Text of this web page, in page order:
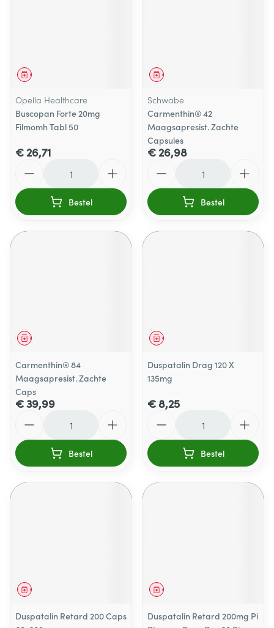
Geneesmiddel
Opella Healthcare
Buscopan Forte 20mg
Filmomh Tabl 50
€ 26,71
Bestel
Geneesmiddel
Schwabe
Carmenthin® 42
Maagsapresist. Zachte
Capsules
€ 26,98
Bestel
Geneesmiddel
Carmenthin® 84
Maagsapresist. Zachte
Caps
€ 39,99
Bestel
Geneesmiddel
Duspatalin Drag 120 X
135mg
€ 8,25
Bestel
Geneesmiddel
Duspatalin Retard 200 Caps
Geneesmiddel
Duspatalin Retard 200mg Pi